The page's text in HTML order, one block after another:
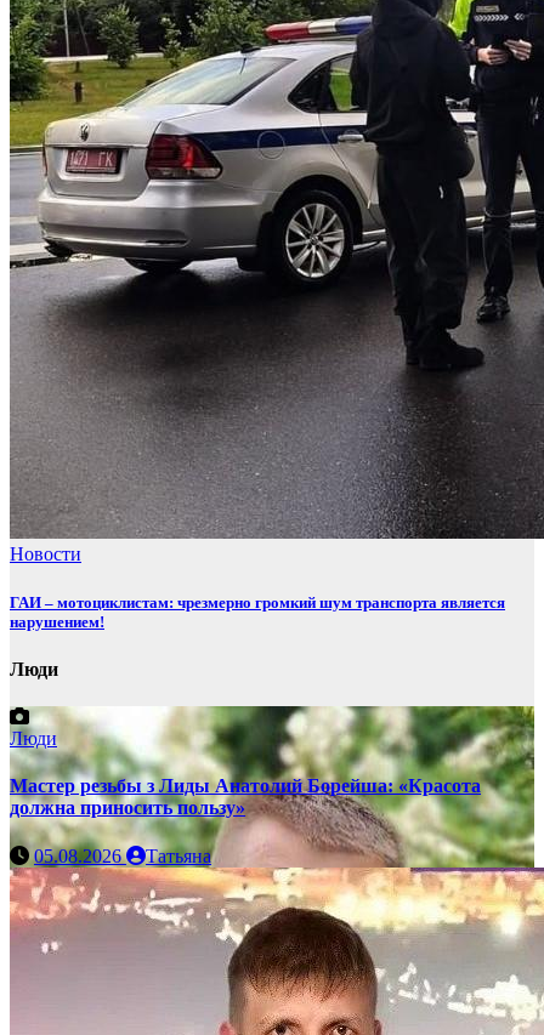
Новости
ГАИ – мотоциклистам: чрезмерно громкий шум транспорта является
нарушением!
Люди
Люди
Мастер резьбы з Лиды Анатолий Борейша: «Красота
должна приносить пользу»
05.08.2026 Татьяна